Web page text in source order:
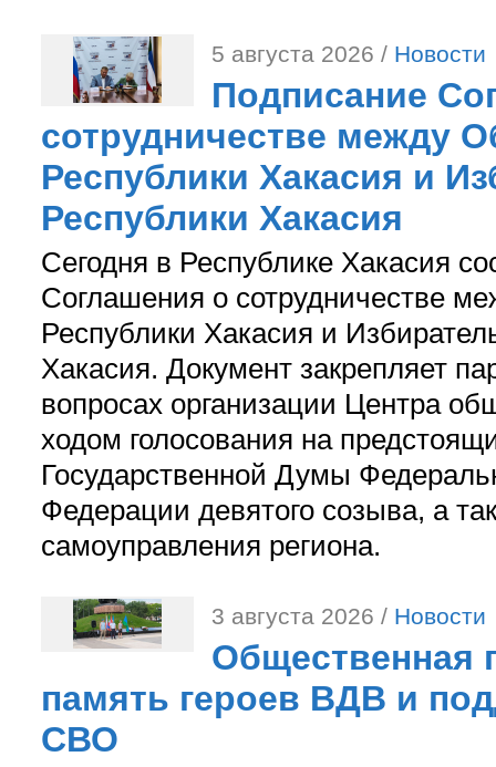
5 августа 2026 / Новости
Подписание
сотрудничестве между
Республики Хакасия и
Республики Хакасия
Сегодня в Республике Хакасия
Соглашения о сотрудничестве
Республики Хакасия и
Хакасия. Документ закрепляет
вопросах организации Центра
ходом голосования на
Государственной Думы
Федерации девятого созыва, а
самоуправления региона.
3 августа 2026 / Новости
Общественная
память героев ВДВ и
СВО